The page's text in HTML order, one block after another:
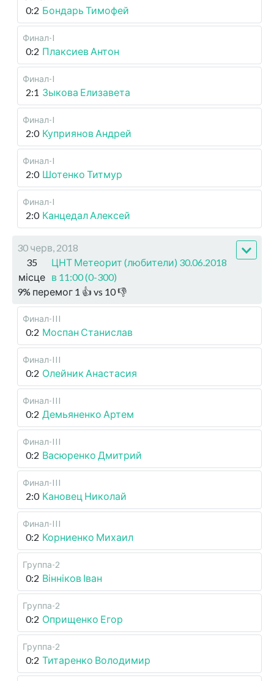
0:2 Бондарь Тимофей
Финал-I
0:2 Плаксиев Антон
Финал-I
2:1 Зыкова Елизавета
Финал-I
2:0 Куприянов Андрей
Финал-I
2:0 Шотенко Титмур
Финал-I
2:0 Канцедал Алексей
30 черв, 2018
35
місце
ЦНТ Метеорит (любители) 30.06.2018
в 11:00 (0-300)
9% перемог 1 👍 vs 10👎
Финал-III
0:2 Моспан Станислав
Финал-III
0:2 Олейник Анастасия
Финал-III
0:2 Демьяненко Артем
Финал-III
0:2 Васюренко Дмитрий
Финал-III
2:0 Кановец Николай
Финал-III
0:2 Корниенко Михаил
Группа-2
0:2 Вінніков Іван
Группа-2
0:2 Оприщенко Егор
Группа-2
0:2 Титаренко Володимир